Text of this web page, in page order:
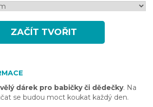
dárek pro babičky či dědečky. Na
se budou moct koukat každý den.
ZAČÍT TVOŘIT